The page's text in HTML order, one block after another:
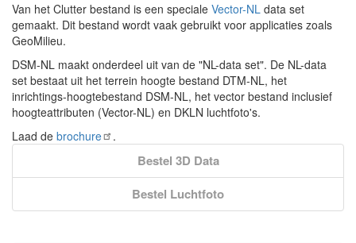
Van het Clutter bestand is een speciale Vector-NL data set
gemaakt. Dit bestand wordt vaak gebruikt voor applicaties zoals
GeoMilieu.
DSM-NL maakt onderdeel uit van de "NL-data set". De NL-data
set bestaat uit het terrein hoogte bestand DTM-NL, het
inrichtings-hoogtebestand DSM-NL, het vector bestand inclusief
hoogteattributen (Vector-NL) en DKLN luchtfoto's.
Laad de brochure .
Bestel 3D Data
Bestel Luchtfoto